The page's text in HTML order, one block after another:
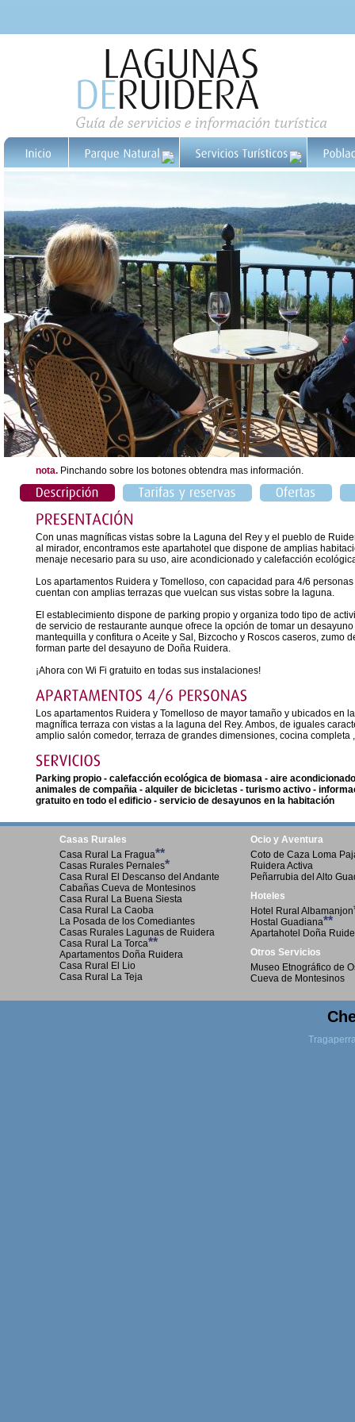
nota. Pinchando sobre los botones obtendra mas información.
Con unas magníficas vistas sobre la Laguna del Rey y el pueblo de
al mirador, encontramos este apartahotel que dispone de amplias
menaje necesario para su uso, aire acondicionado y calefacción
Los apartamentos Ruidera y Tomelloso, con capacidad para 4/6
cuentan con amplias terrazas que vuelcan sus vistas sobre la laguna.
El establecimiento dispone de parking propio y organiza todo tipo de
de servicio de restaurante aunque ofrece la opción de tomar un
mantequilla y confitura o Aceite y Sal, Bizcocho y Roscos caseros, zumo
forman parte del desayuno de Doña Ruidera.
¡Ahora con Wi Fi gratuito en todas sus instalaciones!
Los apartamentos Ruidera y Tomelloso de mayor tamaño y ubicados en
magnífica terraza con vistas a la laguna del Rey. Ambos, de iguales
amplio salón comedor, terraza de grandes dimensiones, cocina completa
Parking propio - calefacción ecológica de biomasa - aire
animales de compañia - alquiler de bicicletas - turismo activo -
gratuito en todo el edificio - servicio de desayunos en la habitación
Casas Rurales
Casa Rural La Fragua**
Casas Rurales Pernales*
Casa Rural El Descanso del Andante
Cabañas Cueva de Montesinos
Casa Rural La Buena Siesta
Casa Rural La Caoba
La Posada de los Comediantes
Casas Rurales Lagunas de Ruidera
Casa Rural La Torca**
Apartamentos Doña Ruidera
Casa Rural El Lio
Casa Rural La Teja
Ocio y Aventura
Coto de Caza Loma
Ruidera Activa
Peñarrubia del Alto
Hoteles
Hotel Rural Albamanjon
Hostal Guadiana**
Apartahotel Doña
Otros Servicios
Museo Etnográfico de
Cueva de Montesinos